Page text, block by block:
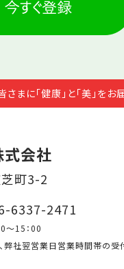
まに「健康」と「美」をお
式会社
町3-2
6337-2471
～15：00
弊社翌営業日営業時間帯の受